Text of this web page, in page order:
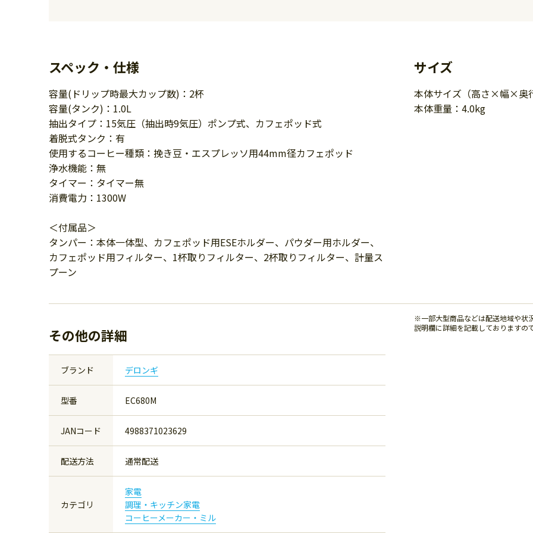
スペック・仕様
容量(ドリップ時最大カップ数)：2杯
容量(タンク)：1.0L
抽出タイプ：15気圧（抽出時9気圧）ポンプ式、カフェポッド式
着脱式タンク：有
使用するコーヒー種類：挽き豆・エスプレッソ用44mm径カフェポッド
浄水機能：無
タイマー：タイマー無
消費電力：1300W
＜付属品＞
タンパー：本体一体型、カフェポッド用ESEホルダー、パウダー用ホルダー、
カフェポッド用フィルター、1杯取りフィルター、2杯取りフィルター、計量ス
プーン
サイズ
本体サイズ（高さ×幅×
本体重量：4.0kg
その他の詳細
ブランド デロンギ
型番 EC680M
JANコード 4988371023629
配送方法 通常配送
カテゴリ
家電
調理・キッチン家電
コーヒーメーカー・ミル
※一部大型商品などは配送地域や状
説明欄に詳細を記載しておりますの